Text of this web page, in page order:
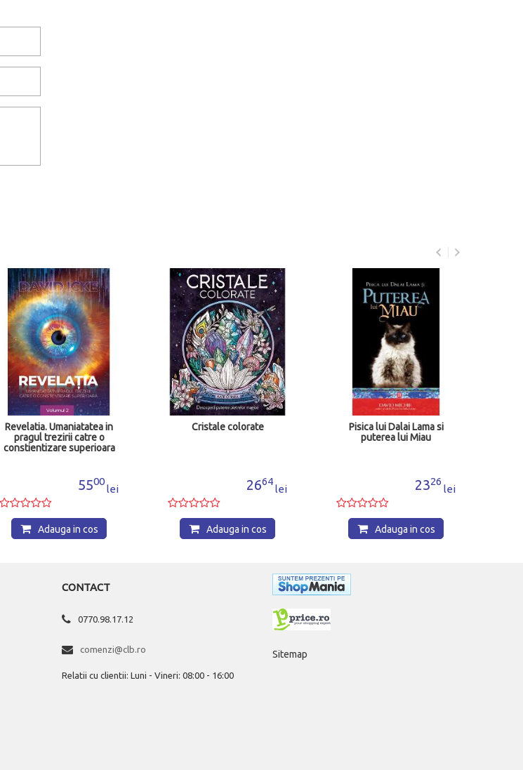
Revelatia. Umaniatatea in
pragul trezirii catre o
constientizare superioara
5500
lei
Adauga in cos
Cristale colorate
2664
lei
Adauga in cos
Pisica lui Dalai Lama si
puterea lui Miau
2326
lei
Adauga in cos
CONTACT
0770.98.17.12
comenzi@clb.ro
Relatii cu clientii: Luni - Vineri: 08:00 - 16:00
Sitemap